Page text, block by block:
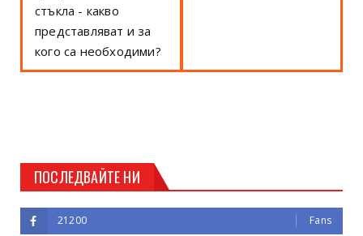
стъкла - какво
представляват и за
кого са необходими?
ПОСЛЕДВАЙТЕ НИ
21200 Fans